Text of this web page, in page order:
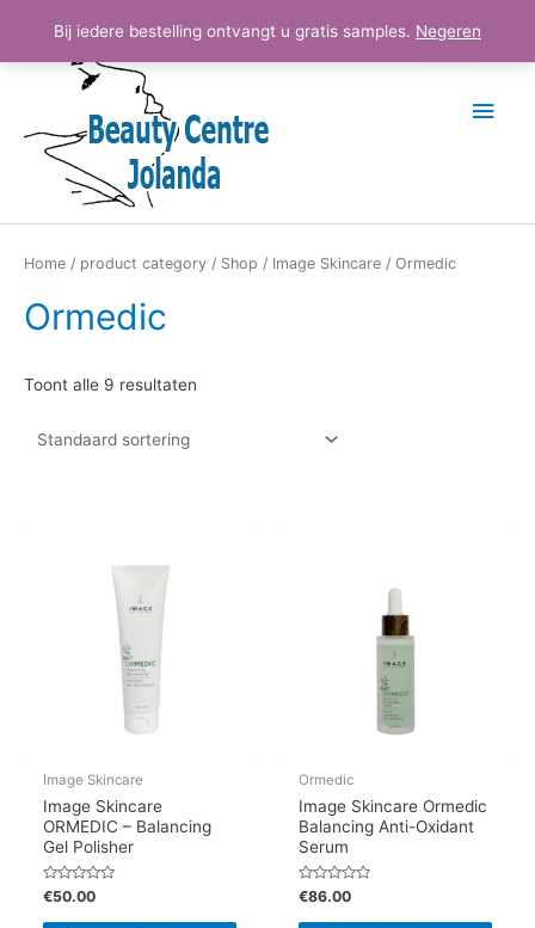
Bij iedere bestelling ontvangt u gratis samples. Negeren
Home / product category / Shop / Image Skincare / Ormedic
Ormedic
Toont alle 9 resultaten
Image Skincare
Image Skincare
ORMEDIC – Balancing
Gel Polisher
Gewaardeerd
0
uit
€50.00
Ormedic
Image Skincare Ormedic
Balancing Anti-Oxidant
Serum
Gewaardeerd
0
uit
€86.00